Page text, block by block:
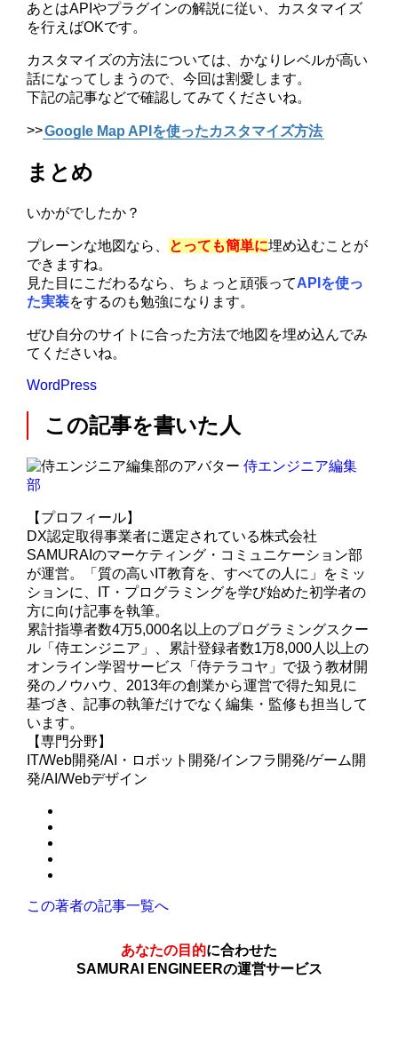
あとはAPIやプラグインの解説に従い、カスタマイズ
を行えばOKです。
カスタマイズの方法については、かなりレベルが高い
話になってしまうので、今回は割愛します。
下記の記事などで確認してみてくださいね。
>>Google Map APIを使ったカスタマイズ方法
まとめ
いかがでしたか？
プレーンな地図なら、 とっても簡単に埋め込むことが
できますね。
見た目にこだわるなら、ちょっと頑張ってAPIを使っ
た実装をするのも勉強になります。
ぜひ自分のサイトに合った方法で地図を埋め込んでみ
てくださいね。
WordPress
この記事を書いた人
侍エンジニア編集
部
【プロフィール】
DX認定取得事業者に選定されている株式会社
SAMURAIのマーケティング・コミュニケーション部
が運営。「質の高いIT教育を、すべての人に」をミッ
ションに、IT・プログラミングを学び始めた初学者の
方に向け記事を執筆。
累計指導者数4万5,000名以上のプログラミングスクー
ル「侍エンジニア」、累計登録者数1万8,000人以上の
オンライン学習サービス「侍テラコヤ」で扱う教材開
発のノウハウ、2013年の創業から運営で得た知見に
基づき、記事の執筆だけでなく編集・監修も担当して
います。
【専門分野】
IT/Web開発/AI・ロボット開発/インフラ開発/ゲーム開
発/AI/Webデザイン
この著者の記事一覧へ
あなたの目的に合わせた
SAMURAI ENGINEERの運営サービス